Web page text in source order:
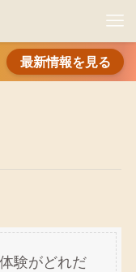
最新情報を見る
験がどれだ